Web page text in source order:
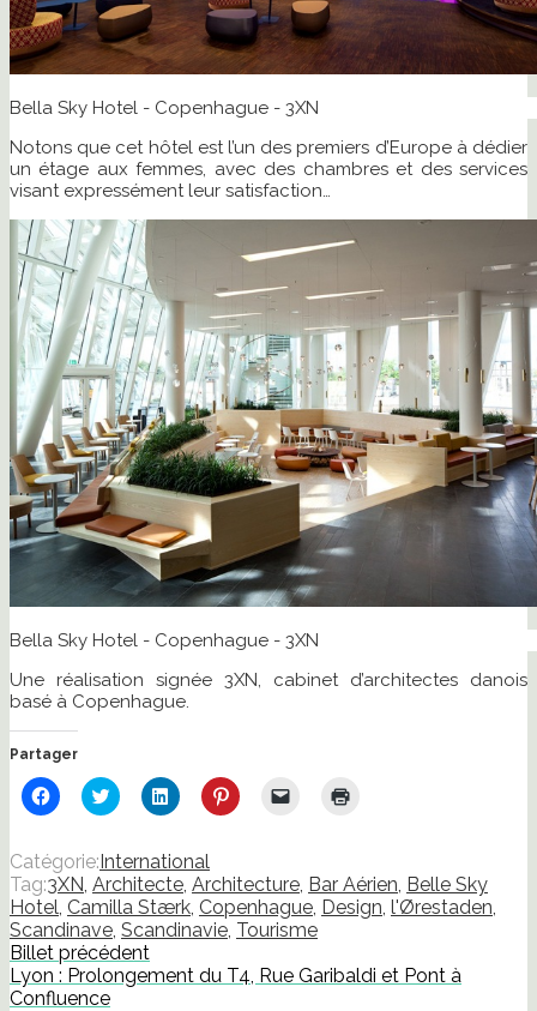
Bella Sky Hotel - Copenhague - 3XN
Notons que cet hôtel est l’un des premiers d’Europe à dédier
un étage aux femmes, avec des chambres et des services
visant expressément leur satisfaction…
Bella Sky Hotel - Copenhague - 3XN
Une réalisation signée 3XN, cabinet d’architectes danois
basé à Copenhague.
Partager
Cliquez
pour
Facebook(ouvre
dans
une
nouvelle
fenêtre)
Cliquez
pour
Twitter(ouvre
dans
une
nouvelle
fenêtre)
Cliquez
pour
LinkedIn(ouvre
dans
une
nouvelle
fenêtre)
Cliquez
pour
une
nouvelle
fenêtre)
Cliquer
e-
mail
à
un
dans
une
fenêtre)
Catégorie: International
Tag:3XN, Architecte, Architecture, Bar Aérien, Belle Sky
Hotel, Camilla Stærk, Copenhague, Design, l'Ørestaden,
Scandinave, Scandinavie, Tourisme
Billet précédent
Lyon : Prolongement du T4, Rue Garibaldi et Pont à
Confluence